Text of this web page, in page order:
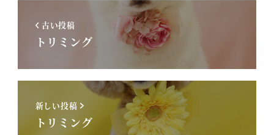
古い投稿
トリミング
新しい投稿
トリミング